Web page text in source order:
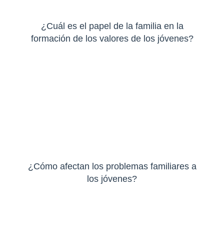
¿Cuál es el papel de la familia en la
formación de los valores de los jóvenes?
¿Cómo afectan los problemas familiares a
los jóvenes?